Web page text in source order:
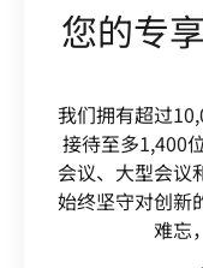
您的专
我们拥有超过
接待至多1,400
会议、大型会议
始终坚守对创新
难忘